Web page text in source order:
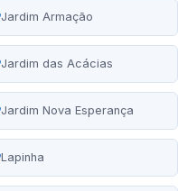
Jardim Armação
Jardim das Acácias
Jardim Nova Esperança
Lapinha